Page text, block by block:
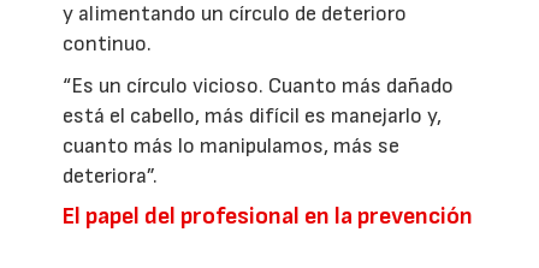
y alimentando un círculo de deterioro
continuo.
“Es un círculo vicioso. Cuanto más dañado
está el cabello, más difícil es manejarlo y,
cuanto más lo manipulamos, más se
deteriora”.
El papel del profesional en la prevención